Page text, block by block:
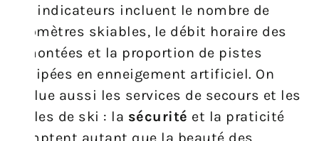
Les indicateurs incluent le nombre de
kilomètres skiables, le débit horaire des
remontées et la proportion de pistes
équipées en enneigement artificiel. On
évalue aussi les services de secours et les
écoles de ski : la sécurité et la praticité
comptent autant que la beauté des